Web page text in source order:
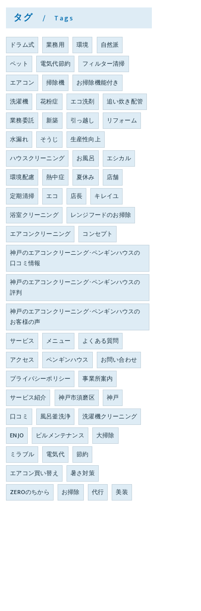
タグ Tags
ドラム式 業務用 環境
自然派
ペット
電気代節約
フィルター清掃
エアコン
掃除機
お掃除機能付き
洗濯機
花粉症 エコ洗剤
追い炊き配管
業務委託
新築 引っ越し
リフォーム
水漏れ
そうじ
生産性向上
ハウスクリーニング
お風呂
エシカル
環境配慮
熱中症 夏休み
店舗
定期清掃
エコ 店長
キレイユ
浴室クリーニング
レンジフードのお掃除
エアコンクリーニング
コンセプト
神戸のエアコンクリーニング･ペンギンハウスの
口コミ情報
神戸のエアコンクリーニング･ペンギンハウスの
評判
神戸のエアコンクリーニング･ペンギンハウスの
お客様の声
サービス
メニュー
よくある質問
アクセス
ペンギンハウス
お問い合わせ
プライバシーポリシー
事業所案内
サービス紹介
神戸市須磨区
神戸
口コミ
風呂釜洗浄
洗濯機クリーニング
ENJO
ビルメンテナンス
大掃除
ミラブル
電気代
節約
エアコン買い替え
暑さ対策
ZEROのちから
お掃除 代行 美装